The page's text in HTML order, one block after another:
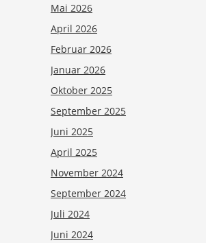
Mai 2026
April 2026
Februar 2026
Januar 2026
Oktober 2025
September 2025
Juni 2025
April 2025
November 2024
September 2024
Juli 2024
Juni 2024